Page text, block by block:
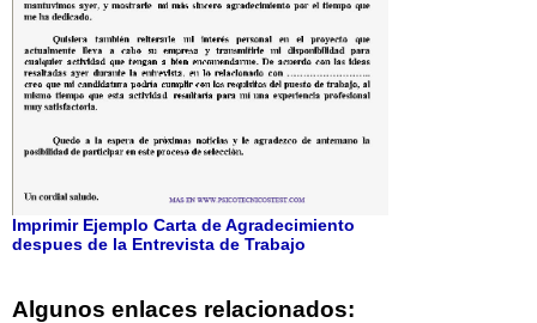
Imprimir Ejemplo Carta de Agradecimiento
despues de la Entrevista de Trabajo
Algunos enlaces relacionados: